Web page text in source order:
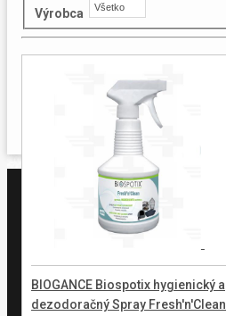
Výrobca Všetko
BIOGANCE Biospotix hygienický a
dezodoračný Spray Fresh'n'Clean